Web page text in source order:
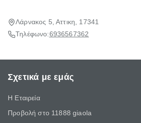
Λάρνακος 5, Αττικη, 17341
Τηλέφωνο:6936567362
Σχετικά με εμάς
Η Εταιρεία
Προβολή στο 11888 giaola